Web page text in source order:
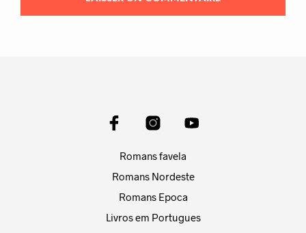
Romans favela
Romans Nordeste
Romans Epoca
Livros em Portugues